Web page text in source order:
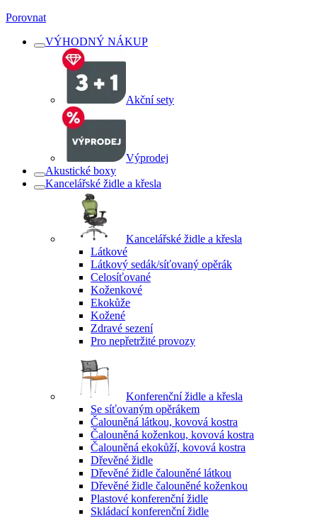
Porovnat
VÝHODNÝ NÁKUP
Akční sety
Výprodej
Akustické boxy
Kancelářské židle a křesla
Kancelářské židle a křesla
Látkové
Látkový sedák/síťovaný opěrák
Celosíťované
Koženkové
Ekokůže
Kožené
Zdravé sezení
Pro nepřetržité provozy
Konferenční židle a křesla
Se síťovaným opěrákem
Čalouněná látkou, kovová kostra
Čalouněná koženkou, kovová kostra
Čalouněná ekokůží, kovová kostra
Dřevěné židle
Dřevěné židle čalouněné látkou
Dřevěné židle čalouněné koženkou
Plastové konferenční židle
Skládací konferenční židle